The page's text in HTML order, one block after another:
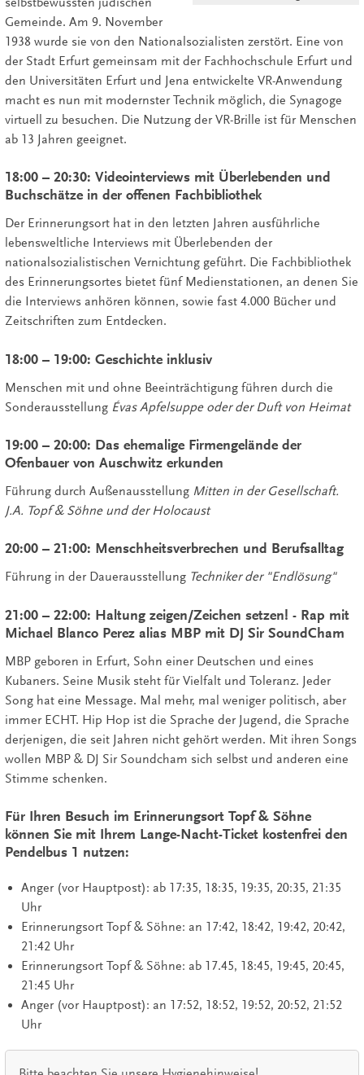
Gemeinde. Am 9. November
1938 wurde sie von den Nationalsozialisten zerstört. Eine von
der Stadt Erfurt gemeinsam mit der Fachhochschule Erfurt und
den Universitäten Erfurt und Jena entwickelte VR-Anwendung
macht es nun mit modernster Technik möglich, die Synagoge
virtuell zu besuchen. Die Nutzung der VR-Brille ist für Menschen
ab 13 Jahren geeignet.
18:00 – 20:30: Videointerviews mit Überlebenden und
Buchschätze in der offenen Fachbibliothek
Der Erinnerungsort hat in den letzten Jahren ausführliche
lebensweltliche Interviews mit Überlebenden der
nationalsozialistischen Vernichtung geführt. Die Fachbibliothek
des Erinnerungsortes bietet fünf Medienstationen, an denen Sie
die Interviews anhören können, sowie fast 4.000 Bücher und
Zeitschriften zum Entdecken.
18:00 – 19:00: Geschichte inklusiv
Menschen mit und ohne Beeinträchtigung führen durch die
SonderausstellungÉvas Apfelsuppe oder der Duft von Heimat
19:00 – 20:00: Das ehemalige Firmengelände der
Ofenbauer von Auschwitz erkunden
Führung durch Außenausstellung Mitten in der Gesellschaft.
J.A. Topf & Söhne und der Holocaust
20:00 – 21:00: Menschheitsverbrechen und Berufsalltag
Führung in der Dauerausstellung Techniker der "Endlösung"
21:00 – 22:00: Haltung zeigen/Zeichen setzen! - Rap mit
Michael Blanco Perez alias MBP mit DJ Sir SoundCham
MBP geboren in Erfurt, Sohn einer Deutschen und eines
Kubaners. Seine Musik steht für Vielfalt und Toleranz. Jeder
Song hat eine Message. Mal mehr, mal weniger politisch, aber
immer ECHT. Hip Hop ist die Sprache der Jugend, die Sprache
derjenigen, die seit Jahren nicht gehört werden. Mit ihren Songs
wollen MBP & DJ Sir Soundcham sich selbst und anderen eine
Stimme schenken.
Für Ihren Besuch im Erinnerungsort Topf & Söhne
können Sie mit Ihrem Lange-Nacht-Ticket kostenfrei den
Pendelbus 1 nutzen:
Anger (vor Hauptpost): ab 17:35, 18:35, 19:35, 20:35, 21:35
Uhr
Erinnerungsort Topf & Söhne: an 17:42, 18:42, 19:42, 20:42,
21:42 Uhr
Erinnerungsort Topf & Söhne: ab 17.45, 18:45, 19:45, 20:45,
21:45 Uhr
Anger (vor Hauptpost): an 17:52, 18:52, 19:52, 20:52, 21:52
Uhr